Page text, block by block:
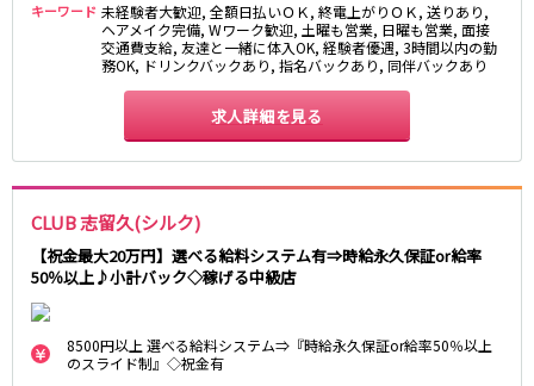
キーワード 未経験者大歓迎, 全額日払いＯＫ, 終電上がりＯＫ, 送りあり,
ヘアメイク完備, Wワーク歓迎, 土曜も営業, 日曜も営業, 面接
交通費支給, 友達と一緒に体入OK, 経験者優遇, 3時間以内の勤
務OK, ドリンクバックあり, 指名バックあり, 同伴バックあり
求人詳細を見る
CLUB 志留久(シルク)
【祝金最大20万円】選べる給料システム有⇒時給永久保証or給率
50％以上♪小計バック◇稼げる中級店
8500円以上 選べる給料システム⇒『時給永久保証or給率50％以上
のスライド制』◇祝金有
JR南武線
川崎駅
武蔵小杉駅
府中本町駅
武蔵新城駅
登戸駅
稲田堤駅
JR横須賀線
新橋駅
横浜駅
戸塚駅
東戸塚駅
久里浜駅